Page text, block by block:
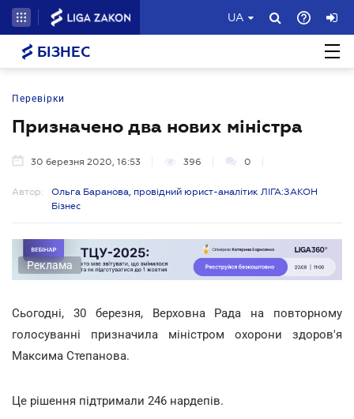
UA
БІЗНЕС
Перевірки
Призначено два нових міністра
30 березня 2020, 16:53 396 0
Автор:
Ольга Баранова, провідний юрист-аналітик ЛІГА:ЗАКОН
Бізнес
Реклама
Сьогодні, 30 березня, Верховна Рада на повторному
голосуванні призначила міністром охорони здоров'я
Максима Степанова.
Це рішення підтримали 246 нардепів.